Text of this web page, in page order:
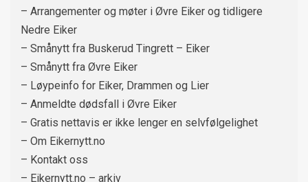
– Arrangementer og møter i Øvre Eiker og tidligere
Nedre Eiker
– Smånytt fra Buskerud Tingrett – Eiker
– Smånytt fra Øvre Eiker
– Løypeinfo for Eiker, Drammen og Lier
– Anmeldte dødsfall i Øvre Eiker
– Gratis nettavis er ikke lenger en selvfølgelighet
– Om Eikernytt.no
– Kontakt oss
– Eikernytt.no – arkiv